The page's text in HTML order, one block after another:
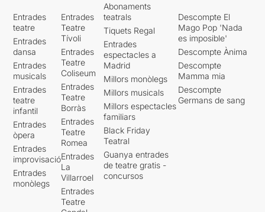
Entrades
teatre
Entrades
dansa
Entrades
musicals
Entrades
teatre
infantil
Entrades
òpera
Entrades
improvisació
Entrades
monòlegs
Entrades
Teatre
Tívoli
Entrades
Teatre
Coliseum
Entrades
Teatre
Borràs
Entrades
Teatre
Romea
Entrades
La
Villarroel
Entrades
Teatre
Abonaments
teatrals
Tiquets Regal
Entrades
espectacles a
Madrid
Millors monòlegs
Millors musicals
Millors espectacles
familiars
Black Friday
Teatral
Guanya entrades
de teatre gratis -
concursos
Descompte El
Mago Pop 'Nada
es imposible'
Descompte Ànima
Descompte
Mamma mia
Descompte
Germans de sang